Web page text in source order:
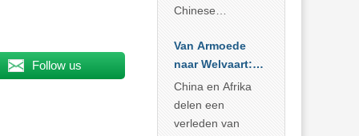
Follow us
Chinese
Sociale
Wetenschappen
afnam van de
Britse
marxistische
Van Armoede
naar Welvaart:
Wat Afrika kan
leren van
China’s
China en Afrika
delen een
verleden van